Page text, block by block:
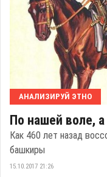
АНАЛИЗИРУЙ ЭТНО
По нашей воле,
Как 460 лет назад
башкиры
15.10.2017 21:26